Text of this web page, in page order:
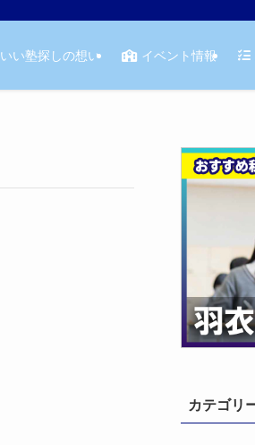
いい塾探しの想い イベント情報
カテゴリ